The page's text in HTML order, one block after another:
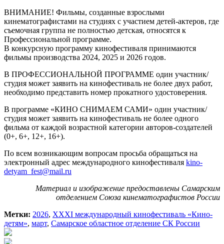
ВНИМАНИЕ! Фильмы, созданные взрослыми
кинематографистами на студиях с участием детей-актеров, где
съемочная группа не полностью детская, относятся к
Профессиональной программе.
В конкурсную программу кинофестиваля принимаются
фильмы производства 2024, 2025 и 2026 годов.
В ПРОФЕССИОНАЛЬНОЙ ПРОГРАММЕ один участник/
студия может заявить на кинофестиваль не более двух работ,
необходимо представить номер прокатного удостоверения.
В программе «КИНО СНИМАЕМ САМИ» один участник/
студия может заявить на кинофестиваль не более одного
фильма от каждой возрастной категории авторов-создателей
(0+, 6+, 12+, 16+).
По всем возникающим вопросам просьба обращаться на
электронный адрес международного кинофестиваля kino-
detyam_fеst@mail.ru
Материал и изображение предоставлены Самарским
отделением Союза кинематографистов России
Метки: 2026, XXXI международный кинофестиваль «Кино-
детям», март, Самарское областное отделение СК России